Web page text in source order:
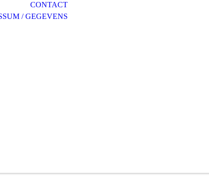
CONTACT
/ GEGEVENS